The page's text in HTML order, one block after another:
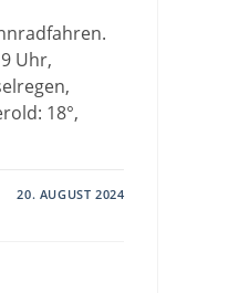
Uhr,
18°,
20. AUGUST 2024